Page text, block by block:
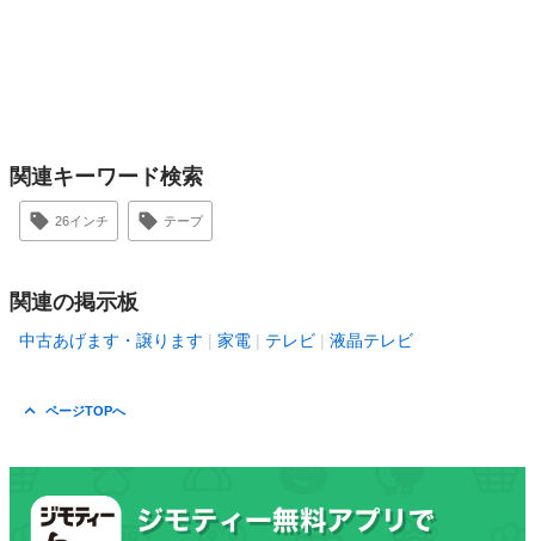
関連キーワード検索
26インチ テープ
関連の掲示板
中古あげます・譲ります 家電 テレビ 液晶テレビ
ページTOPへ